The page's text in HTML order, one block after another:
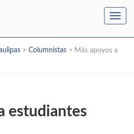
> Columnistas > Más apoyos a
estudiantes